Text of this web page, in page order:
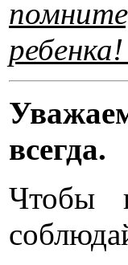
всегда.
Чтобы